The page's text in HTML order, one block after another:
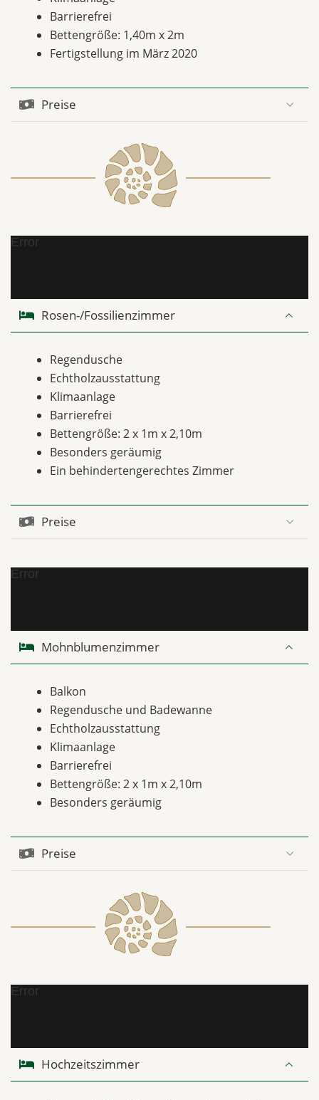
Barrierefrei
Bettengröße: 1,40m x 2m
Fertigstellung im März 2020
Preise
Error
Rosen-/Fossilienzimmer
Regendusche
Echtholzausstattung
Klimaanlage
Barrierefrei
Bettengröße: 2 x 1m x 2,10m
Besonders geräumig
Ein behindertengerechtes Zimmer
Preise
Error
Mohnblumenzimmer
Balkon
Regendusche und Badewanne
Echtholzausstattung
Klimaanlage
Barrierefrei
Bettengröße: 2 x 1m x 2,10m
Besonders geräumig
Preise
Error
Hochzeitszimmer